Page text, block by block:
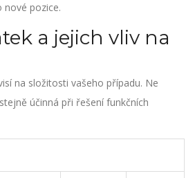
nové pozice.
a jejich vliv na
na složitosti vašeho případu. Ne
účinná při řešení funkčních